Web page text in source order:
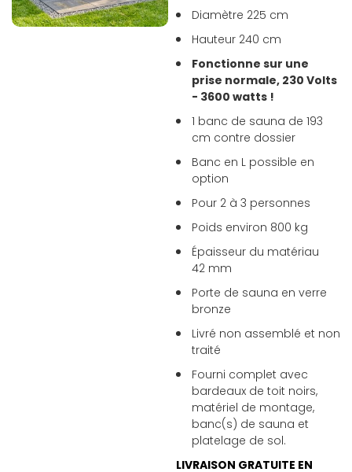
Diamètre 225 cm
Hauteur 240 cm
Fonctionne sur une
prise normale, 230 Volts
- 3600 watts !
1 banc de sauna de 193
cm contre dossier
Banc en L possible en
option
Pour 2 à 3 personnes
Poids environ 800 kg
Épaisseur du matériau
42 mm
Porte de sauna en verre
bronze
Livré non assemblé et non
traité
Fourni complet avec
bardeaux de toit noirs,
matériel de montage,
banc(s) de sauna et
platelage de sol.
LIVRAISON GRATUITE EN